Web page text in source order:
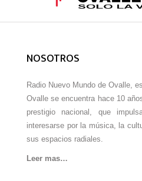
NOSOTROS
Radio Nuevo Mundo de Ovalle,
Ovalle se encuentra hace 10
prestigio nacional, que
interesarse por la música, la
sus espacios radiales.
Leer mas…